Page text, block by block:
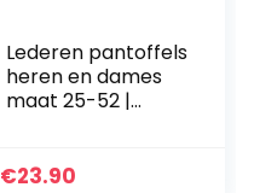
Lederen pantoffels
heren en dames
maat 25-52 |
warme mocassins
€23.90